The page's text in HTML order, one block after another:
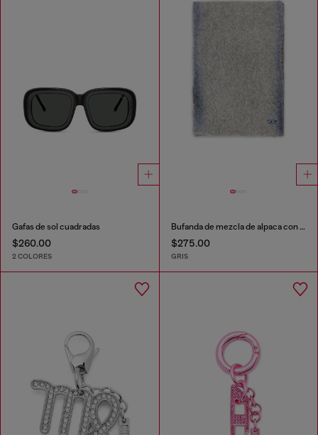
Gafas de sol cuadradas
$260.00
2 COLORES
Bufanda de mezcla de alpaca con efecto pulverizado
$275.00
GRIS